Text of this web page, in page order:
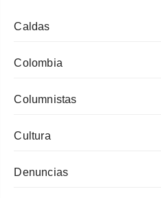
Caldas
Colombia
Columnistas
Cultura
Denuncias